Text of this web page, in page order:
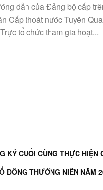
dẫn của Đảng bộ cấp
Cấp thoát nước Tuyên
tổ chức tham gia hoạt...
KÝ CUỐI CÙNG THỰC HIỆN
ĐÔNG THƯỜNG NIÊN NĂM